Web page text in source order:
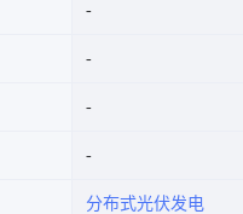
分布式光伏发电